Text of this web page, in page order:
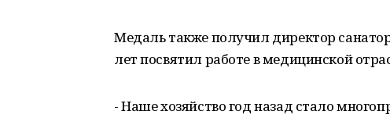
Медаль также получил директор
лет посвятил работе в медицинской
- Наше хозяйство год назад стало